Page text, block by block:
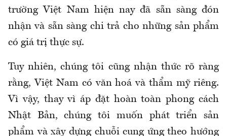
trường Việt Nam hiện nay đã sẵn sàng đón
nhận và sẵn sàng chi trả cho những sản phẩm
có giá trị thực sự.
Tuy nhiên, chúng tôi cũng nhận thức rõ ràng
rằng, Việt Nam có văn hoá và thẩm mỹ riêng.
Vì vậy, thay vì áp đặt hoàn toàn phong cách
Nhật Bản, chúng tôi muốn phát triển sản
phẩm và xây dựng chuỗi cung ứng theo hướng